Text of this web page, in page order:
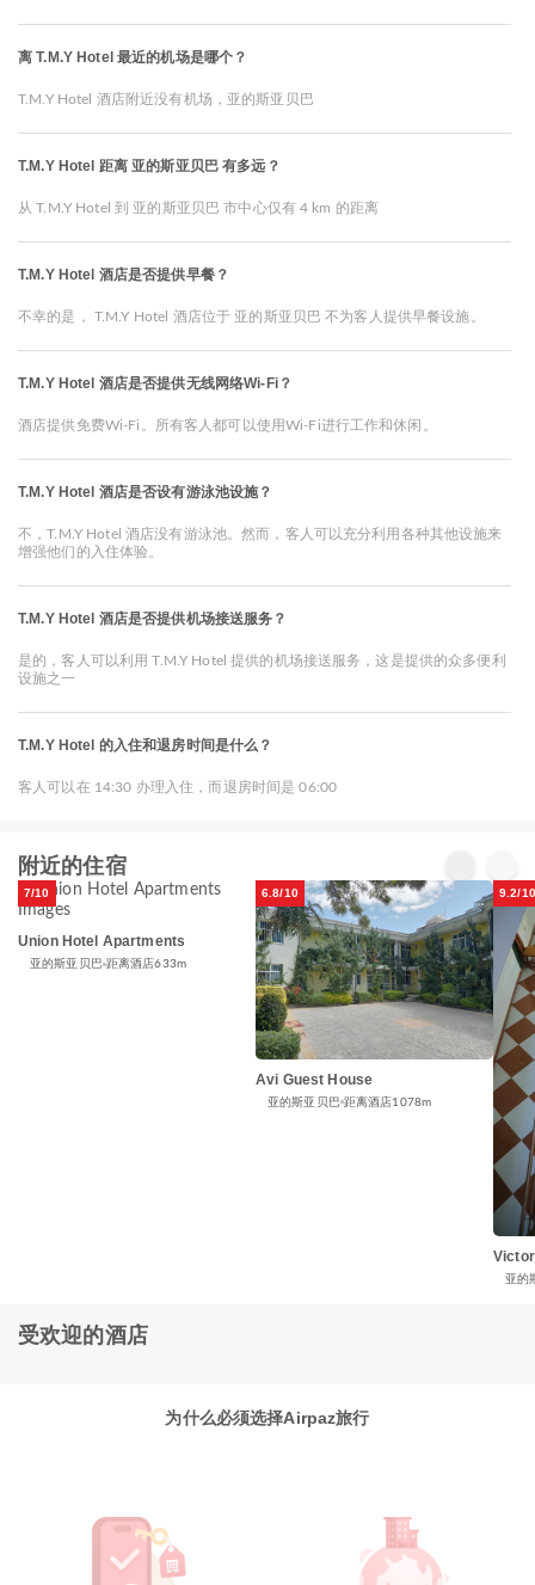
离 T.M.Y Hotel 最近的机场是哪个？
T.M.Y Hotel 酒店附近没有机场，亚的斯亚贝巴
T.M.Y Hotel 距离 亚的斯亚贝巴 有多远？
从 T.M.Y Hotel 到 亚的斯亚贝巴 市中心仅有 4 km 的距离
T.M.Y Hotel 酒店是否提供早餐？
不幸的是， T.M.Y Hotel 酒店位于 亚的斯亚贝巴 不为客人提供早餐设施。
T.M.Y Hotel 酒店是否提供无线网络Wi-Fi？
酒店提供免费Wi-Fi。所有客人都可以使用Wi-Fi进行工作和休闲。
T.M.Y Hotel 酒店是否设有游泳池设施？
不，T.M.Y Hotel 酒店没有游泳池。然而，客人可以充分利用各种其他设施来
增强他们的入住体验。
T.M.Y Hotel 酒店是否提供机场接送服务？
是的，客人可以利用 T.M.Y Hotel 提供的机场接送服务，这是提供的众多便利
设施之一
T.M.Y Hotel 的入住和退房时间是什么？
客人可以在 14:30 办理入住，而退房时间是 06:00
附近的住宿
7/10
Union Hotel Apartments
亚的斯亚贝巴 距离酒店633m
6.8/10
Avi Guest House
亚的斯亚贝巴 距离酒店1078m
9.2/10
亚的
受欢迎的酒店
为什么必须选择Airpaz旅行